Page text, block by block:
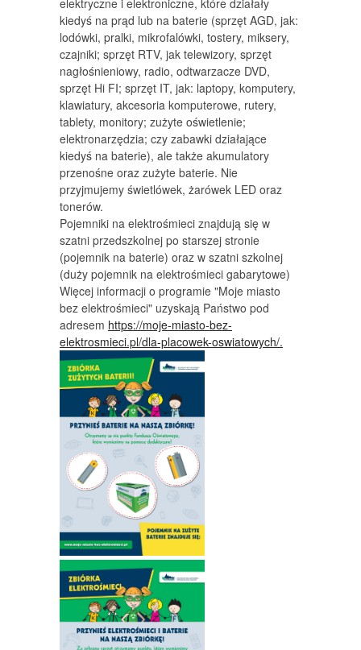
elektryczne i elektroniczne, które działały
kiedyś na prąd lub na baterie (sprzęt AGD, jak:
lodówki, pralki, mikrofalówki, tostery, miksery,
czajniki; sprzęt RTV, jak telewizory, sprzęt
nagłośnieniowy, radio, odtwarzacze DVD,
sprzęt Hi FI; sprzęt IT, jak: laptopy, komputery,
klawiatury, akcesoria komputerowe, rutery,
tablety, monitory; zużyte oświetlenie;
elektronarzędzia; czy zabawki działające
kiedyś na baterie), ale także akumulatory
przenośne oraz zużyte baterie. Nie
przyjmujemy świetlówek, żarówek LED oraz
tonerów.
Pojemniki na elektrośmieci znajdują się w
szatni przedszkolnej po starszej stronie
(pojemnik na baterie) oraz w szatni szkolnej
(duży pojemnik na elektrośmieci gabarytowe)
Więcej informacji o programie "Moje miasto
bez elektrośmieci" uzyskają Państwo pod
adresem https://moje-miasto-bez-
elektrosmieci.pl/dla-placowek-oswiatowych/.